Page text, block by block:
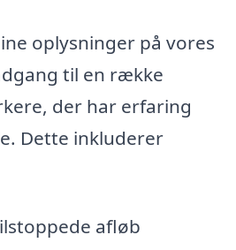
oplysninger på vores
til en række
der har erfaring
Dette inkluderer
afløb